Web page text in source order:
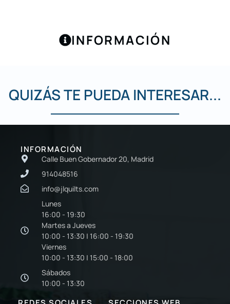
INFORMACIÓN
QUIZÁS TE PUEDA INTERESAR...
INFORMACIÓN
Calle Buen Gobernador 20, Madrid
914048516
info@jlquilts.com
Lunes
16:00 - 19:30
Martes a Jueves
10:00 - 13:30 | 16:00 - 19:30
Viernes
10:00 - 13:30 | 15:00 - 18:00
Sábados
10:00 - 13:30